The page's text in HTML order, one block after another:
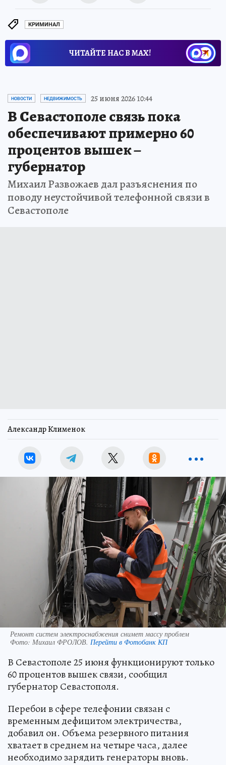
КРИМИНАЛ
ЧИТАЙТЕ НАС В МАХ!
НОВОСТИ НЕДВИЖИМОСТЬ 25 июня 2026 10:44
В Севастополе связь пока
обеспечивают примерно 60
процентов вышек –
губернатор
Михаил Развожаев дал разъяснения по
поводу неустойчивой телефонной связи в
Севастополе
Александр Клименок
Ремонт систем электроснабжения снимет массу проблем
Фото: Михаил ФРОЛОВ. Перейти в Фотобанк КП
В Севастополе 25 июня функционируют только
60 процентов вышек связи, сообщил
губернатор Севастополя.
Перебои в сфере телефонии связан с
временным дефицитом электричества,
добавил он. Объема резервного питания
хватает в среднем на четыре часа, далее
необходимо зарядить генераторы вновь.